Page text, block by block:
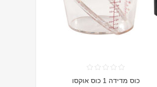
כוס מדידה 1 כוס אוקסו